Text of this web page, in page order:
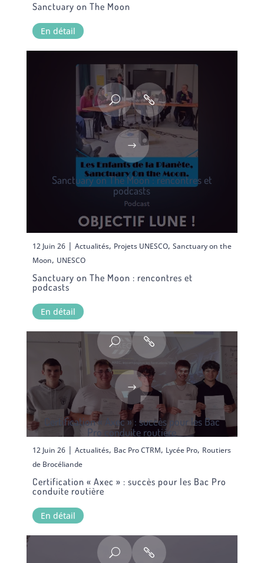
Sanctuary on The Moon
En détail
Sanctuary on The Moon : rencontres et
podcasts
12 Juin 26| Actualités, Projets UNESCO, Sanctuary on the
Moon, UNESCO
Sanctuary on The Moon : rencontres et
podcasts
En détail
Certification « Axec » : succès pour les Bac
Pro conduite routière
12 Juin 26| Actualités, Bac Pro CTRM, Lycée Pro, Routiers
de Brocéliande
Certification « Axec » : succès pour les Bac Pro
conduite routière
En détail